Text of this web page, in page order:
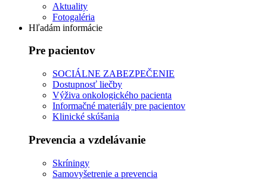
Aktuality
Fotogaléria
Hľadám informácie
Pre pacientov
SOCIÁLNE ZABEZPEČENIE
Dostupnosť liečby
Výživa onkologického pacienta
Informačné materiály pre pacientov
Klinické skúšania
Prevencia a vzdelávanie
Skríningy
Samovyšetrenie a prevencia